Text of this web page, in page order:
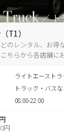
T1）
のレンタル、お得
ちらから各店舗に
ライトエースト
トラック・バス
08:00-22:00
円